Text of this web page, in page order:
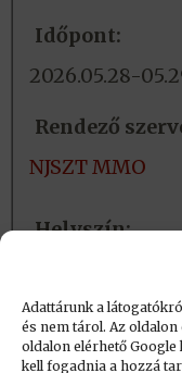
Adattárunk a
és nem tárol. Az
oldalon elérhető Google
kell fogadnia a hozzá
Időpont:
2026.05.28-
Rendező
NJSZT MMO
Helyszín:
Budapest,
Létrehozva
Utolsó módosítás